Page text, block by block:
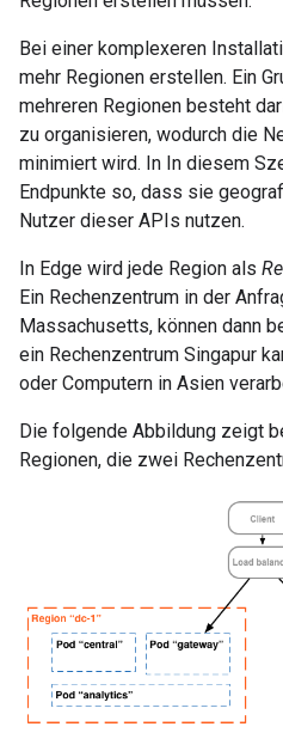
Bei einer komplexeren
mehr Regionen erstellen. Ein
mehreren Regionen besteht
zu organisieren, wodurch die
minimiert wird. In In diesem
Endpunkte so, dass sie
Nutzer dieser APIs nutzen.
In Edge wird jede Region als
Ein Rechenzentrum in der
Massachusetts, können dann
ein Rechenzentrum Singapur
oder Computern in Asien
Die folgende Abbildung zeigt
Regionen, die zwei